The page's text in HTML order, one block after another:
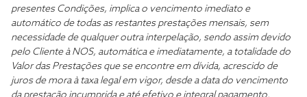
presentes Condições, implica o vencimento imediato e
automático de todas as restantes prestações mensais, sem
necessidade de qualquer outra interpelação, sendo assim devido
pelo Cliente à NOS, automática e imediatamente, a totalidade do
Valor das Prestações que se encontre em dívida, acrescido de
juros de mora à taxa legal em vigor, desde a data do vencimento
da prestação incumprida e até efetivo e integral pagamento.